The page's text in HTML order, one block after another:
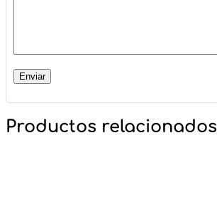
Productos relacionados